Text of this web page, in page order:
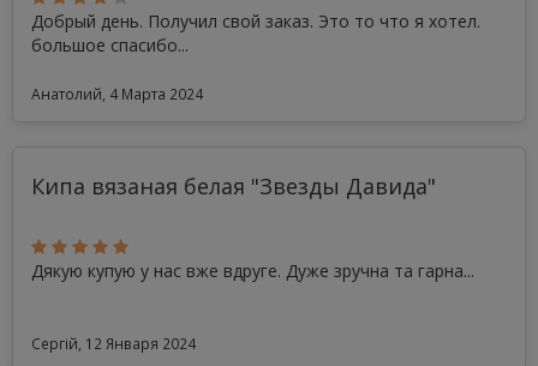
Добрый день. Получил свой заказ. Это то что я хотел.
большое спасибо...
Анатолий, 4 Марта 2024
Кипа вязаная белая "Звезды Давида"
Дякую купую у нас вже вдруге. Дуже зручна та гарна...
Сергій, 12 Января 2024